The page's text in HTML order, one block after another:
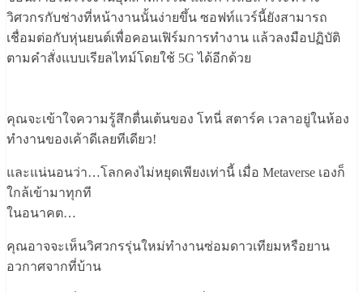
วิศวกรกับช่างที่หน้างานนั้นง่ายขึ้น ซอฟท์แวร์นี้ยังสามารถ
เชื่อมต่อกับหุ่นยนต์เพื่อคอนเฟิร์มการทำงาน แล้วลงมือปฏิบัติ
ตามคำสั่งแบบเรียลไทม์โดยใช้ 5G ได้อีกด้วย
คุณจะเข้าใจความรู้สึกตื่นเต้นของ โทนี่ สตาร์ค เวลาอยู่ในห้อง
ทำงานของเค้าดีเลยทีเดียว!
และแน่นอนว่า…โลกคงไม่หยุดเพียงเท่านี้ เมื่อ Metaverse เองก็
ใกล้เข้ามาทุกที
ในอนาคต…
คุณอาจจะเห็นวิศวกรรุ่นใหม่ทำงานซ่อมดาวเทียมหรือยาน
อวกาศจากที่บ้าน